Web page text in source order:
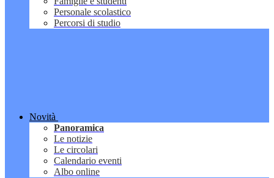
Personale scolastico
Percorsi di studio
Novità
Panoramica
Le notizie
Le circolari
Calendario eventi
Albo online